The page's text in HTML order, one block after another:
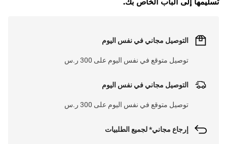
التوصيل مجاني في نفس اليوم
توصيل متوقع في نفس اليوم على 300 ر.س
التوصيل مجاني في نفس اليوم
توصيل متوقع في نفس اليوم على 300 ر.س
إرجاع مجاني* لجميع الطلبيات